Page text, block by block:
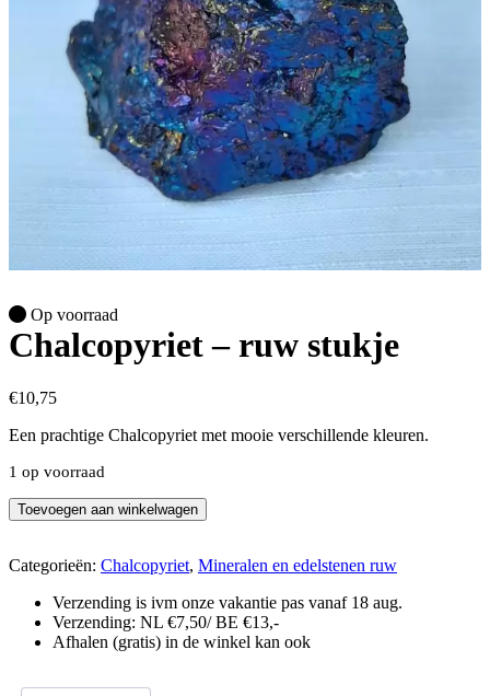
Op voorraad
Chalcopyriet – ruw stukje
€10,75
Een prachtige Chalcopyriet met mooie verschillende kleuren.
1 op voorraad
Chalcopyriet
-
stukje
Toevoegen aan winkelwagen
Categorieën: Chalcopyriet, Mineralen en edelstenen ruw
Verzending is ivm onze vakantie pas vanaf 18 aug.
Verzending: NL €7,50/ BE €13,-
Afhalen (gratis) in de winkel kan ook